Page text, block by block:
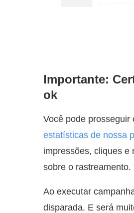
Importante:
ok
Você pode prosseguir
estatísticas de nossa
impressões, cliques e
sobre o rastreamento.
Ao executar
disparada. E será